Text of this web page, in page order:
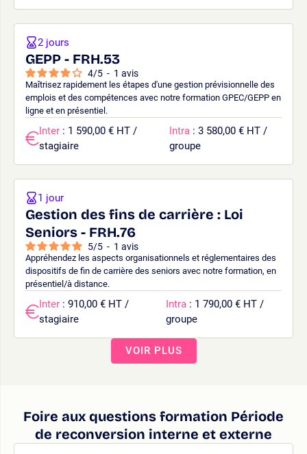
GEPP - FRH.53
4/5 - 1 avis
Maîtrisez rapidement les étapes d'une gestion prévisionnelle des
emplois et des compétences avec notre formation GPEC/GEPP en
ligne et en présentiel.
2 jours
Inter : 1 590,00 € HT /
stagiaire
Intra : 3 580,00 € HT /
groupe
Gestion des fins de carrière : Loi
Seniors - FRH.76
5/5 - 1 avis
Appréhendez les aspects organisationnels et réglementaires des
dispositifs de fin de carrière des seniors avec notre formation, en
présentiel/à distance.
1 jour
Inter : 910,00 € HT /
stagiaire
Intra : 1 790,00 € HT /
groupe
VOIR PLUS
Foire aux questions formation Période
de reconversion interne et externe